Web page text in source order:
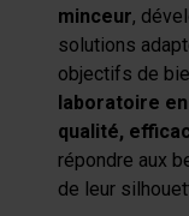
minceur,
solutions
objectifs de
laboratoire
qualité,
répondre aux
de leur